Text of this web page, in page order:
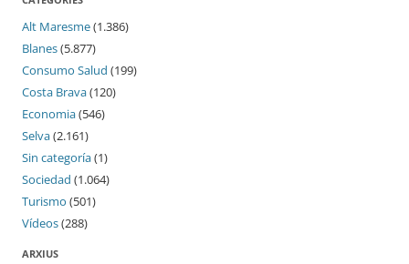
Alt Maresme(1.386)
Blanes(5.877)
Consumo Salud (199)
Costa Brava(120)
Economia(546)
Selva(2.161)
Sin categoría(1)
Sociedad (1.064)
Turismo (501)
Vídeos(288)
ARXIUS